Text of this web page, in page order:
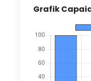
Grafik